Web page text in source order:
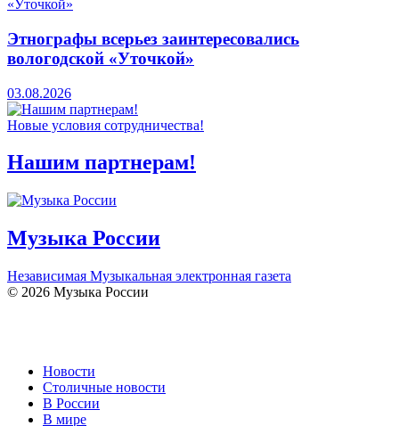
Этнографы всерьез заинтересовались
вологодской «Уточкой»
03.08.2026
Новые условия сотрудничества!
Нашим партнерам!
Музыка России
Независимая Музыкальная электронная газета
© 2026 Музыка России
Новости
Столичные новости
В России
В мире